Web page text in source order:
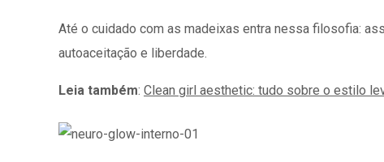
Até o cuidado com as madeixas entra nessa filosofia:
autoaceitação e liberdade.
Leia também: Clean girl aesthetic: tudo sobre o estilo